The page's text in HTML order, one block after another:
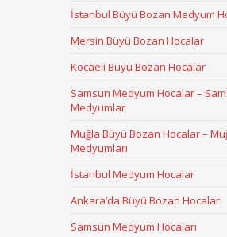
İstanbul Büyü Bozan Medyum
Mersin Büyü Bozan Hocalar
Kocaeli Büyü Bozan Hocalar
Samsun Medyum Hocalar –
Medyumlar
Muğla Büyü Bozan Hocalar –
Medyumları
İstanbul Medyum Hocalar
Ankara’da Büyü Bozan Hocalar
Samsun Medyum Hocaları